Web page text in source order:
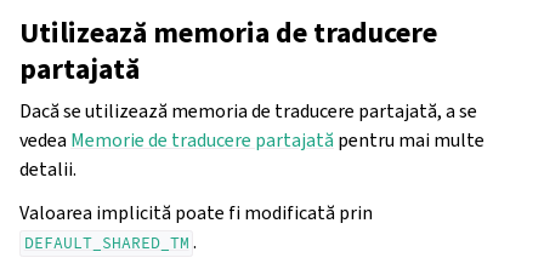
Utilizează memoria de traducere
partajată
Dacă se utilizează memoria de traducere partajată, a se
vedea Memorie de traducere partajată pentru mai multe
detalii.
Valoarea implicită poate fi modificată prin
DEFAULT_SHARED_TM .